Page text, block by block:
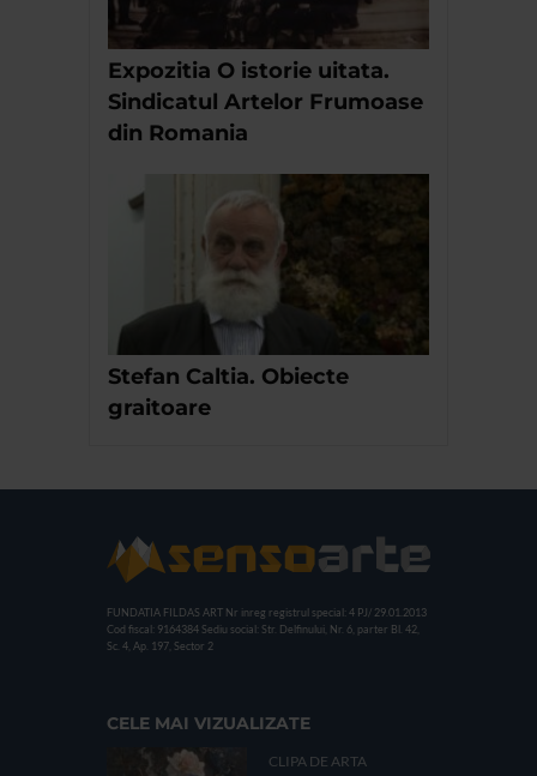
Expozitia O istorie uitata.
Sindicatul Artelor Frumoase
din Romania
Stefan Caltia. Obiecte
graitoare
FUNDATIA FILDAS ART Nr inreg registrul special: 4 PJ/ 29.01.2013
Cod fiscal: 9164384 Sediu social: Str. Delfinului, Nr. 6, parter Bl. 42,
Sc. 4, Ap. 197, Sector 2
CELE MAI VIZUALIZATE
CLIPA DE ARTA